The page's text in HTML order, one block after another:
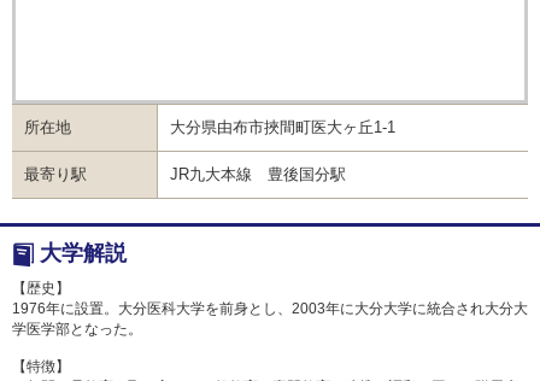
所在地 大分県由布市挾間町医大ヶ丘1-1
最寄り駅 JR九大本線 豊後国分駅
大学解説
【歴史】
1976年に設置。大分医科大学を前身とし、2003年に大分大学に統合され大分大
学医学部となった。
【特徴】